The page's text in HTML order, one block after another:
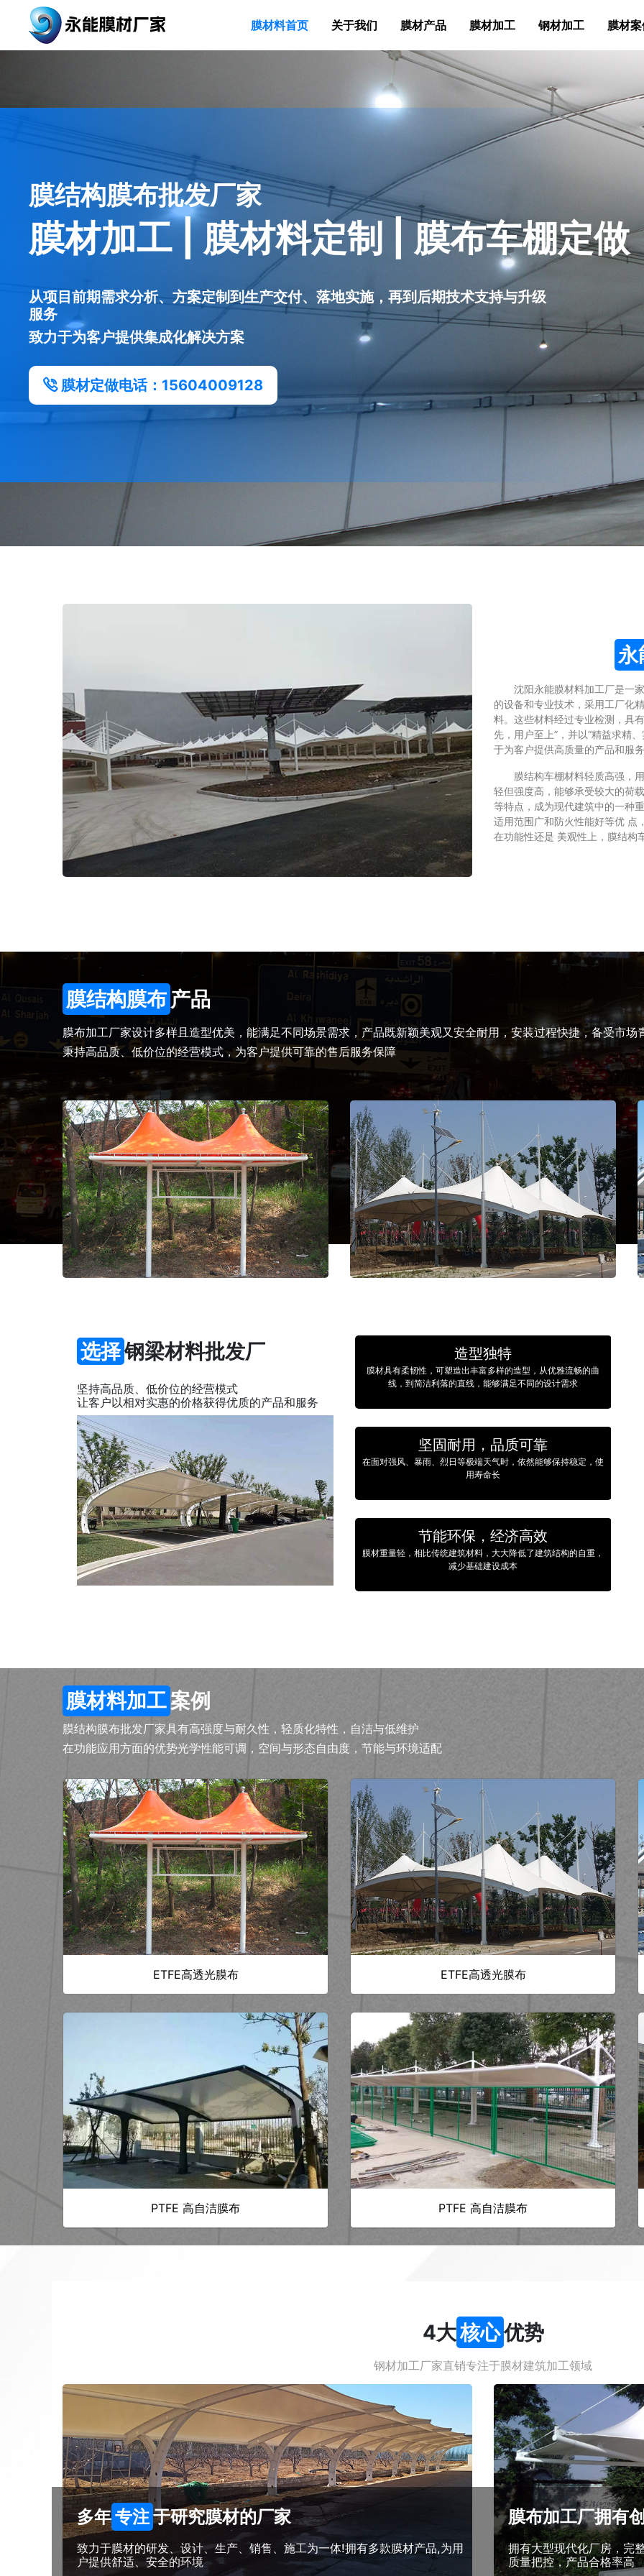
膜材料首页 关于我们 膜材产品 膜材加工 钢材加工 膜材
膜结构膜布批发厂家
膜材加工 | 膜材料定制 | 膜布车棚定做
从项目前期需求分析、方案定制到生产交付、落地实施，再到后期技术支持与升级
服务
致力于为客户提供集成化解决方案
膜材定做电话：15604009128
永
沈阳永能膜材料加工厂是一
的设备和专业技术，采用工厂化
料。这些材料经过专业检测，具
先，用户至上”，并以“精益求精
于为客户提供高质量的产品和服
膜结构车棚材料轻质高强，
轻但强度高，能够承受较大的荷
等特点，成为现代建筑中的一种
适用范围广和防火性能好等优 点
在功能性还是 美观性上，膜结构
膜结构膜布 产品
膜布加工厂家设计多样且造型优美，能满足不同场景需求，产品既新颖美观又安全耐用，安装过程快捷，备受市场
秉持高品质、低价位的经营模式，为客户提供可靠的售后服务保障
选择钢梁材料批发厂
坚持高品质、低价位的经营模式
让客户以相对实惠的价格获得优质的产品和服务
造型独特
膜材具有柔韧性，可塑造出丰富多样的造型，从优雅流畅的曲
线，到简洁利落的直线，能够满足不同的设计需求
坚固耐用，品质可靠
在面对强风、暴雨、烈日等极端天气时，依然能够保持稳定，使
用寿命长
节能环保，经济高效
膜材重量轻，相比传统建筑材料，大大降低了建筑结构的自重，
减少基础建设成本
膜材料加工案例
膜结构膜布批发厂家具有高强度与耐久性，轻质化特性，自洁与低维护
在功能应用方面的优势光学性能可调，空间与形态自由度，节能与环境适配
ETFE高透光膜布 ETFE高透光膜布
PTFE 高自洁膜布 PTFE 高自洁膜布
4大核心优势
钢材加工厂家直销专注于膜材建筑加工领域
多年专注于研究膜材的厂家
致力于膜材的研发、设计、生产、销售、施工为一体!拥有多款膜材产品,为用
户提供舒适、安全的环境
膜布加工厂拥有
拥有大型现代化厂房，完
质量把控，产品合格率高